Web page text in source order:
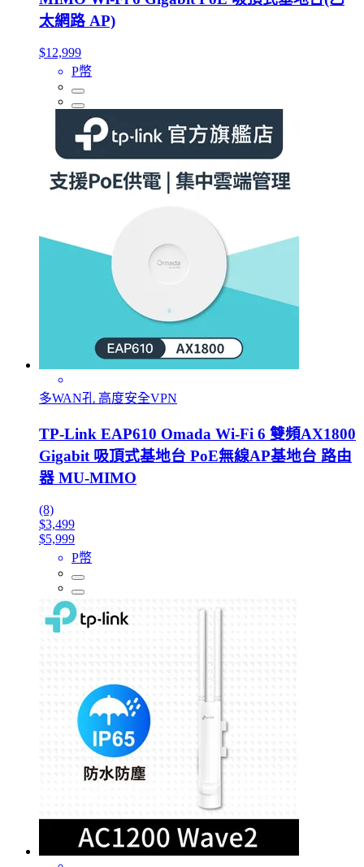
太網路 AP)
$12,999
P幣
多WAN孔 高度安全VPN
TP-Link EAP610 Omada Wi-Fi 6 雙頻AX1800
Gigabit 吸頂式基地台 PoE無線AP基地台 路由
器 MU-MIMO
(8)
$3,499
$5,999
P幣